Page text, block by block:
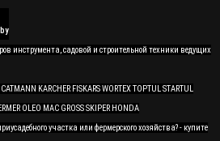
инструмента, садовой и строительной техники ведущих
KARCHER FISKARS WORTEX TOPTUL STARTUL
OLEO MAC GROSS SKIPER HONDA
участка или фермерского хозяйства? - купите